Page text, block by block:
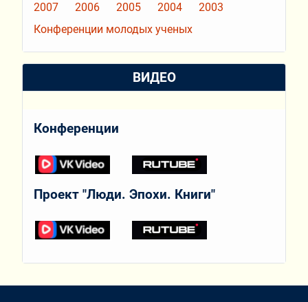
2007
2006 2005 2004
2003
Конференции молодых ученых
ВИДЕО
Конференции
Проект "Люди. Эпохи. Книги"